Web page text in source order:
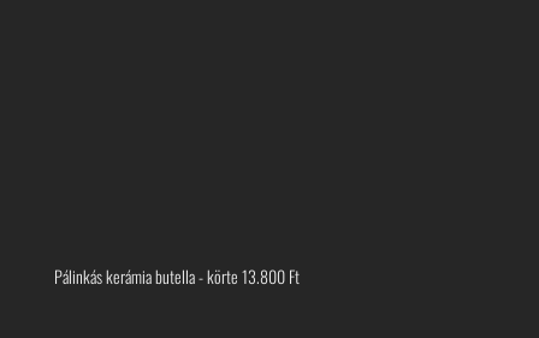
Pálinkás kerámia butella - körte13.800Ft